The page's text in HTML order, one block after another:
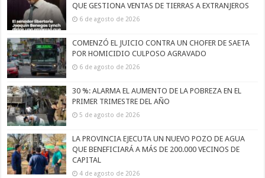
QUE GESTIONA VENTAS DE TIERRAS A EXTRANJEROS
6 de agosto de 2026
COMENZÓ EL JUICIO CONTRA UN CHOFER DE SAETA
POR HOMICIDIO CULPOSO AGRAVADO
6 de agosto de 2026
30 %: ALARMA EL AUMENTO DE LA POBREZA EN EL
PRIMER TRIMESTRE DEL AÑO
5 de agosto de 2026
LA PROVINCIA EJECUTA UN NUEVO POZO DE AGUA
QUE BENEFICIARÁ A MÁS DE 200.000 VECINOS DE
CAPITAL
4 de agosto de 2026